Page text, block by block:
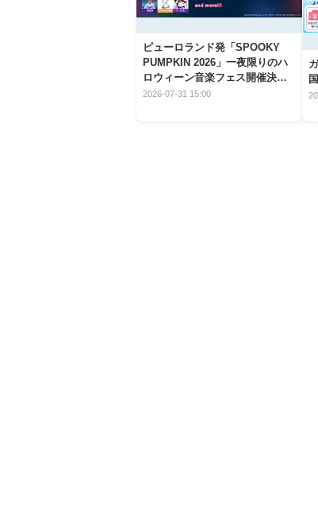
ピューロランド発「SPOOKY
PUMPKIN 2026」一夜限りのハ
ロウィーン音楽フェス開催決
定！
2026-07-31 15:00